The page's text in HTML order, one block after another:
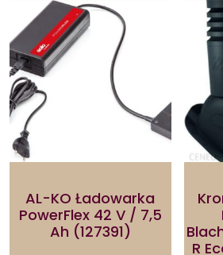
AL-KO Ładowarka
PowerFlex 42 V / 7,5
Ah (127391)
R